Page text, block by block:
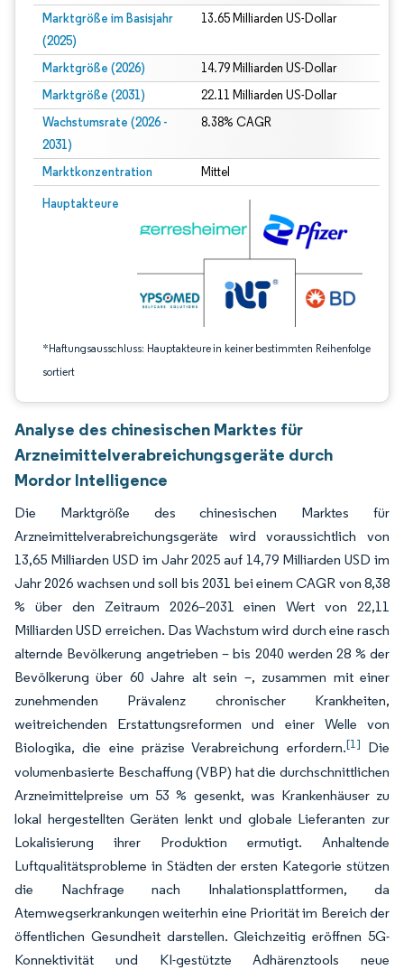
Marktgröße im Basisjahr
(2025)
13.65 Milliarden US-Dollar
Marktgröße (2026) 14.79 Milliarden US-Dollar
Marktgröße (2031) 22.11 Milliarden US-Dollar
Wachstumsrate (2026 -
2031)
8.38% CAGR
Marktkonzentration Mittel
Hauptakteure
*Haftungsausschluss: Hauptakteure in keiner bestimmten Reihenfolge
sortiert
Bild © Mordor Intelligence. Wiederverwendung erfordert Namensnennung
Analyse des chinesischen Marktes für
Arzneimittelverabreichungsgeräte durch
Mordor Intelligence
Die Marktgröße des chinesischen Marktes für
Arzneimittelverabreichungsgeräte wird voraussichtlich von
13,65 Milliarden USD im Jahr 2025 auf 14,79 Milliarden USD im
Jahr 2026 wachsen und soll bis 2031 bei einem CAGR von 8,38
% über den Zeitraum 2026–2031 einen Wert von 22,11
Milliarden USD erreichen. Das Wachstum wird durch eine rasch
alternde Bevölkerung angetrieben – bis 2040 werden 28 % der
Bevölkerung über 60 Jahre alt sein –, zusammen mit einer
zunehmenden Prävalenz chronischer Krankheiten,
weitreichenden Erstattungsreformen und einer Welle von
Biologika, die eine präzise Verabreichung erfordern.[1] Die
volumenbasierte Beschaffung (VBP) hat die durchschnittlichen
Arzneimittelpreise um 53 % gesenkt, was Krankenhäuser zu
lokal hergestellten Geräten lenkt und globale Lieferanten zur
Lokalisierung ihrer Produktion ermutigt. Anhaltende
Luftqualitätsprobleme in Städten der ersten Kategorie stützen
die Nachfrage nach Inhalationsplattformen, da
Atemwegserkrankungen weiterhin eine Priorität im Bereich der
öffentlichen Gesundheit darstellen. Gleichzeitig eröffnen 5G-
Konnektivität und KI-gestützte Adhärenztools neue